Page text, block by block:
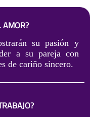
AMOR?
su pasión y
a su pareja con
de cariño sincero.